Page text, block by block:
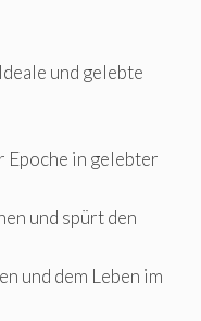
und gelebte
Epoche in gelebter
und spürt den
und dem Leben im